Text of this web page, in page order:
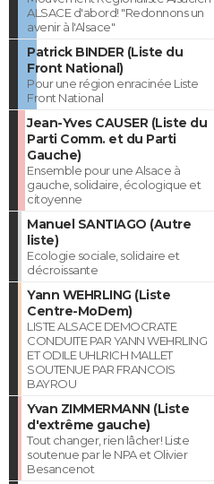
ALSACE d'abord! "Redonnons un
avenir à l'Alsace"
Patrick BINDER (Liste du
Front National)
Pour une région enracinée Liste
Front National
Jean-Yves CAUSER (Liste du
Parti Comm. et du Parti
Gauche)
Ensemble pour une Alsace à
gauche, solidaire, écologique et
citoyenne
Manuel SANTIAGO (Autre
liste)
Ecologie sociale, solidaire et
décroissante
Yann WEHRLING (Liste
Centre-MoDem)
LISTE ALSACE DEMOCRATE
CONDUITE PAR YANN WEHRLING
ET ODILE UHLRICH MALLET
SOUTENUE PAR FRANCOIS
BAYROU
Yvan ZIMMERMANN (Liste
d'extrême gauche)
Tout changer, rien lâcher! Liste
soutenue par le NPA et Olivier
Besancenot